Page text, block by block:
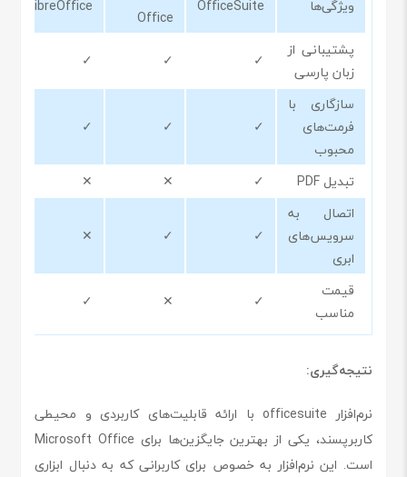
ویژگی‌ها OfficeSuite
Office
LibreOffice
پشتیبانی از
زبان پارسی
✓
✓
✓
سازگاری با
فرمت‌های
محبوب
✓
✓
✓
تبدیل PDF ✓
✕
✕
اتصال به
سرویس‌های
ابری
✓
✓
✕
قیمت
مناسب
✓
✕
✓
نتیجه‌گیری:
نرم‌افزار officesuite با ارائه قابلیت‌های کاربردی و محیطی
کاربرپسند، یکی از بهترین جایگزین‌ها برای Microsoft Office
است. این نرم‌افزار به خصوص برای کاربرانی که به دنبال ابزاری